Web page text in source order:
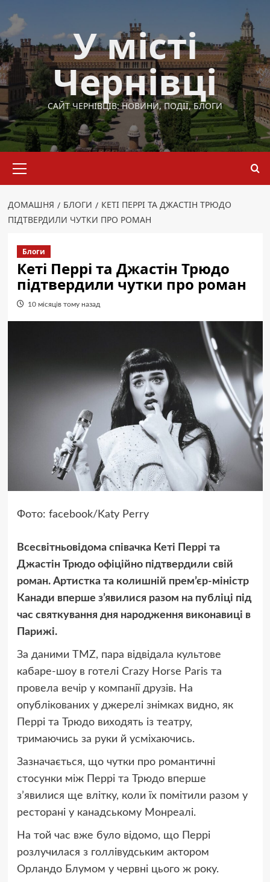
до
вмісту
У місті
Чернівці
САЙТ ЧЕРНІВЦІВ: НОВИНИ, ПОДІЇ, БЛОГИ
меню
ДОМАШНЯ БЛОГИ
КЕТІ ПЕРРІ ТА ДЖАСТІН ТРЮДО
ПІДТВЕРДИЛИ ЧУТКИ ПРО РОМАН
Блоги
Кеті Перрі та Джастін Трюдо
підтвердили чутки про роман
10 місяців тому назад
Фото: facebook/Katy Perry
Всесвітньовідома співачка Кеті Перрі та
Джастін Трюдо офіційно підтвердили свій
роман. Артистка та колишній прем’єр-міністр
Канади вперше з’явилися разом на публіці під
час святкування дня народження виконавиці в
Парижі.
За даними TMZ, пара відвідала культове
кабаре-шоу в готелі Crazy Horse Paris та
провела вечір у компанії друзів. На
опублікованих у джерелі знімках видно, як
Перрі та Трюдо виходять із театру,
тримаючись за руки й усміхаючись.
Зазначається, що чутки про романтичні
стосунки між Перрі та Трюдо вперше
з’явилися ще влітку, коли їх помітили разом у
ресторані у канадському Монреалі.
На той час вже було відомо, що Перрі
розлучилася з голлівудським актором
Орландо Блумом у червні цього ж року.